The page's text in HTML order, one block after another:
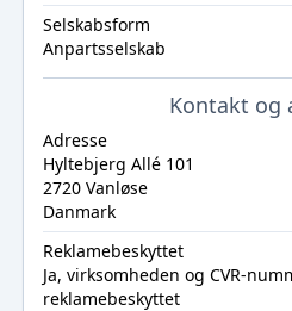
Selskabsform
Anpartsselskab
Kontakt og
Adresse
Hyltebjerg Allé 101
2720 Vanløse
Danmark
Reklamebeskyttet
Ja, virksomheden og CVR-
reklamebeskyttet